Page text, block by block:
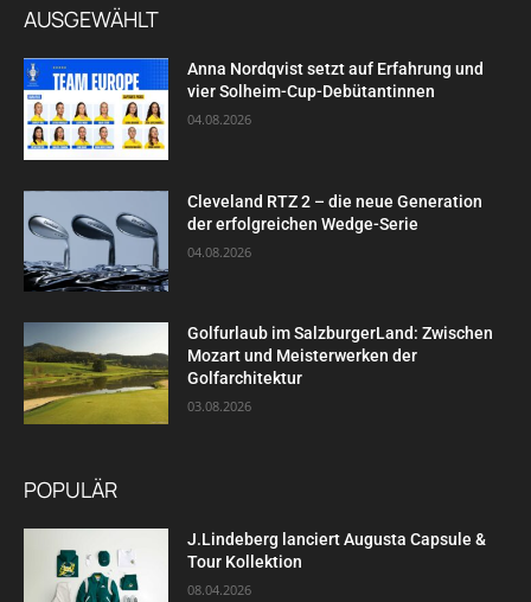
AUSGEWÄHLT
Anna Nordqvist setzt auf Erfahrung und
vier Solheim-Cup-Debütantinnen
04.08.2026
Cleveland RTZ 2 – die neue Generation
der erfolgreichen Wedge-Serie
04.08.2026
Golfurlaub im SalzburgerLand: Zwischen
Mozart und Meisterwerken der
Golfarchitektur
03.08.2026
POPULÄR
J.Lindeberg lanciert Augusta Capsule &
Tour Kollektion
08.04.2026